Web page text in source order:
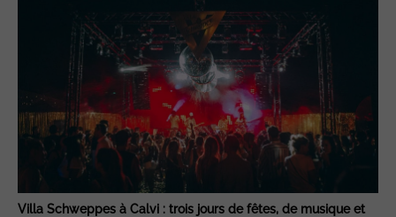
Villa Schweppes à Calvi : trois jours de fêtes, de musique et